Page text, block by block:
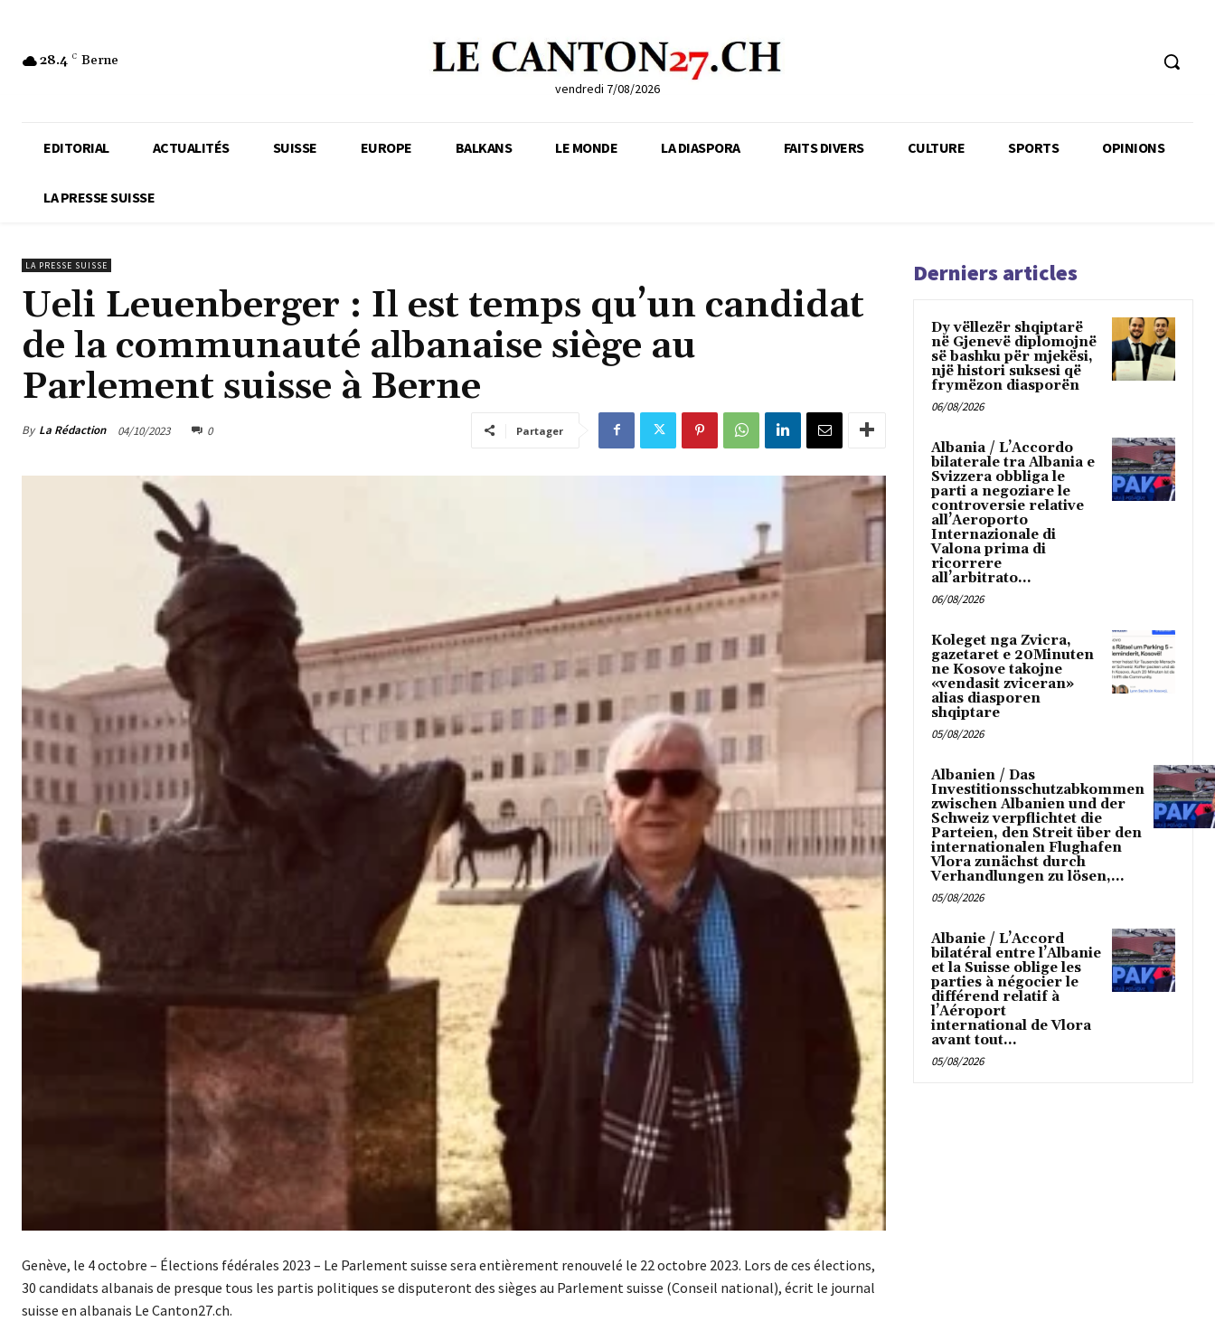
28.4 C Berne
vendredi 7/08/2026
EDITORIAL ACTUALITÉS SUISSE EUROPE BALKANS LE MONDE LA DIASPORA FAITS DIVERS CULTURE SPORTS OPINIONS
LA PRESSE SUISSE
LA PRESSE SUISSE
Ueli Leuenberger : Il est temps qu’un candidat
de la communauté albanaise siège au
Parlement suisse à Berne
By La Rédaction 04/10/2023 0 Partager
Genève, le 4 octobre – Élections fédérales 2023 – Le Parlement suisse sera entièrement renouvelé le 22 octobre 2023. Lors de ces élections,
30 candidats albanais de presque tous les partis politiques se disputeront des sièges au Parlement suisse (Conseil national), écrit le journal
suisse en albanais Le Canton27.ch.
Derniers articles
Dy vëllezër shqiptarë
në Gjenevë diplomojnë
së bashku për mjekësi,
një histori suksesi që
frymëzon diasporën
06/08/2026
Albania / L’Accordo
bilaterale tra Albania e
Svizzera obbliga le
parti a negoziare le
controversie relative
all’Aeroporto
Internazionale di
Valona prima di
ricorrere
all’arbitrato...
06/08/2026
Koleget nga Zvicra,
gazetaret e 20Minuten
ne Kosove takojne
«vendasit zviceran»
alias diasporen
shqiptare
05/08/2026
Albanien / Das
Investitionsschutzabkommen
zwischen Albanien und der
Schweiz verpflichtet die
Parteien, den Streit über den
internationalen Flughafen
Vlora zunächst durch
Verhandlungen zu lösen,...
05/08/2026
Albanie / L’Accord
bilatéral entre l’Albanie
et la Suisse oblige les
parties à négocier le
différend relatif à
l’Aéroport
international de Vlora
avant tout...
05/08/2026